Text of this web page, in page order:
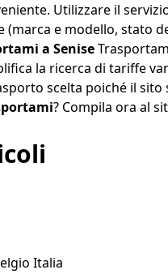
Utilizzare il
e modello, stato
a Senise
la ricerca di tariffe
scelta poiché il
? Compila ora al